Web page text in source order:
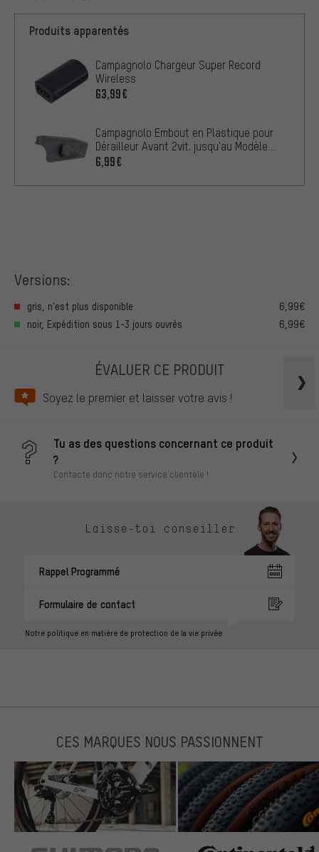
Produits apparentés
Campagnolo Chargeur Super Record
Wireless
63,99€
Campagnolo Embout en Plastique pour
Dérailleur Avant 2vit. jusqu'au Modèle
2014
6,99€
Versions:
gris, n’est plus disponible
6,99€
noir, Expédition sous 1-3 jours ouvrés
6,99€
ÉVALUER CE PRODUIT
Soyez le premier et laisser votre avis !
Tu as des questions concernant ce produit
?
Contacte donc notre service clientèle !
Laisse-toi conseiller
Rappel Programmé
Formulaire de contact
Notre politique en matière de protection de la vie privée
CES MARQUES NOUS PASSIONNENT